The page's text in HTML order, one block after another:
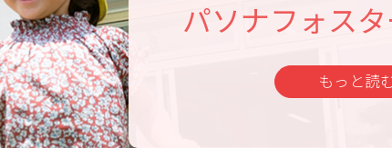
パソナフォス
もっと読